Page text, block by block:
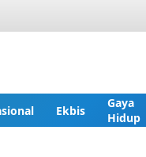
Ekbis
Gaya
Hidup